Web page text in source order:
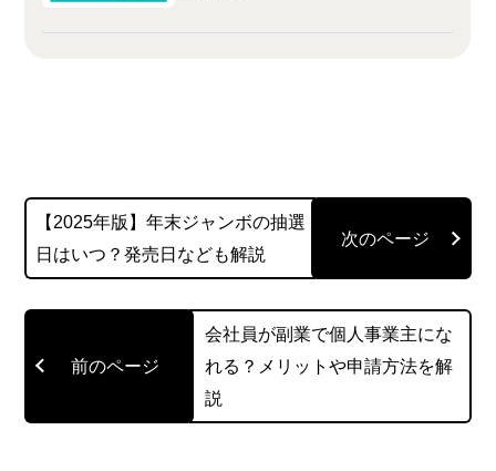
【2025年版】年末ジャンボの抽選
日はいつ？発売日なども解説
会社員が副業で個人事業主にな
れる？メリットや申請方法を解
説